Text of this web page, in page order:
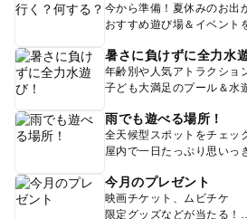
今から準備！夏休みのお出
おすすめ遊び場＆イベント
暑さに負けずに全力水
年齢別や人気アトラクショ
子ども大満足のプール＆水
雨でも遊べる場所！
全天候型スポットをチェッ
屋内で一日たっぷり思いっ
今月のプレゼント
映画チケット、ムビチケ
限定グッズなどが当たる！